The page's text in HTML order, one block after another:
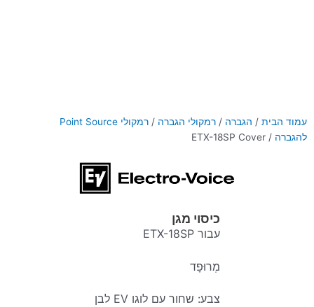
עמוד הבית / הגברה / רמקולי הגברה /
רמקולי Point Source
להגברה / ETX-18SP Cover
כיסוי מגן
עבור ETX-18SP
מְרוּפָד
צבע: שחור עם לוגו EV לבן